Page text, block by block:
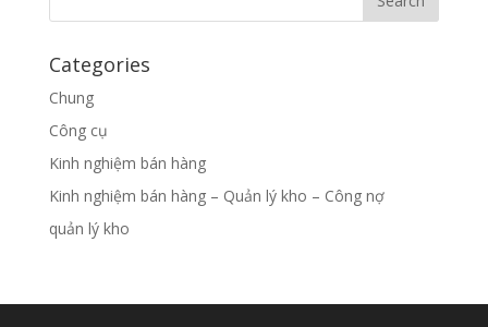
Categories
Chung
Công cụ
Kinh nghiệm bán hàng
Kinh nghiệm bán hàng – Quản lý kho – Công nợ
quản lý kho